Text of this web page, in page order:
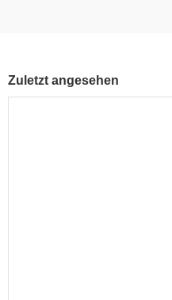
Zuletzt angesehen